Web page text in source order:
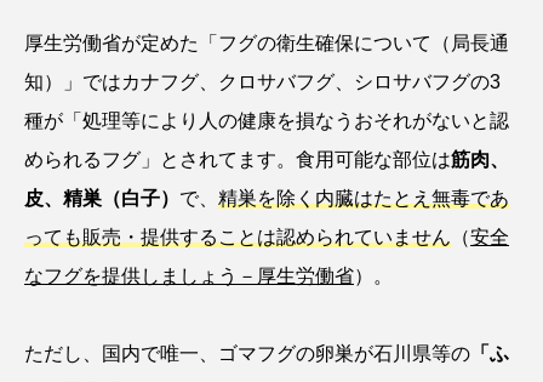
オーストラリア カイエビ カイギュウ
カエルアンコウ カガミガイ カキ
カタボシイワシ カツオ カニ
厚生労働省が定めた「フグの衛生確保について（局長通
知）」ではカナフグ、クロサバフグ、シロサバフグの3
種が「処理等により人の健康を損なうおそれがないと認
められるフグ」とされてます。食用可能な部位は筋肉、
皮、精巣（白子） で、 精巣を除く内臓はたとえ無毒であ
っても販売・提供することは認められていません （安全
なフグを提供しましょう－厚生労働省）。
ただし、国内で唯一、ゴマフグの卵巣が石川県等の 「ふ